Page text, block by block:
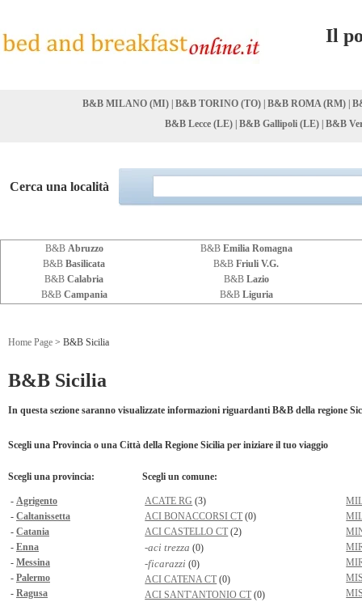
Il
B&B MILANO (MI) B&B TORINO (TO) B&B ROMA (RM)
B&B Lecce (LE) B&B Gallipoli (LE) B&B
Cerca una località
B&B Abruzzo B&B Emilia Romagna
B&B Basilicata B&B Friuli V.G.
B&B Calabria B&B Lazio
B&B Campania B&B Liguria
Home Page > B&B Sicilia
B&B Sicilia
In questa sezione saranno visualizzate informazioni riguardanti B&B della regione
Scegli una Provincia o una Città della Regione Sicilia per iniziare il tuo viaggio
Scegli una provincia:
- Agrigento
- Caltanissetta
- Catania
- Enna
- Messina
- Palermo
- Ragusa
Scegli un comune:
ACATE RG (3)
ACI BONACCORSI CT (0)
ACI CASTELLO CT (2)
-aci trezza (0)
-ficarazzi (0)
ACI CATENA CT (0)
ACI SANT'ANTONIO CT (0)